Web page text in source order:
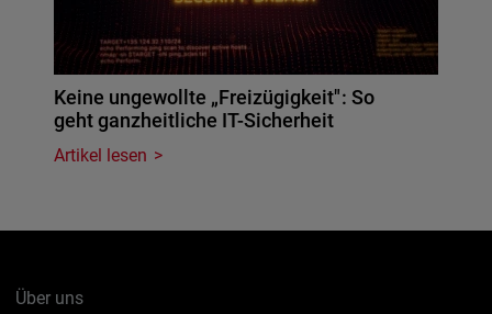
Keine ungewollte „Freizügigkeit": So
geht ganzheitliche IT-Sicherheit
Artikel lesen
Über uns